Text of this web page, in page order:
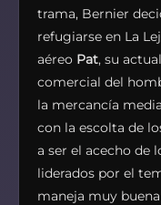
trama, Bernier
refugiarse en La
aéreo Pat, su
comercial del
la mercancía
con la escolta de
a ser el acecho de
liderados por el
maneja muy